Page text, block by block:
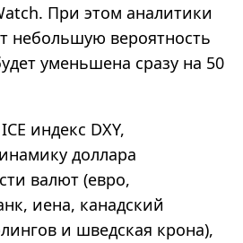
При этом аналитики
небольшую вероятность
уменьшена сразу на 50
индекс DXY,
доллара
валют (евро,
иена, канадский
и шведская крона),